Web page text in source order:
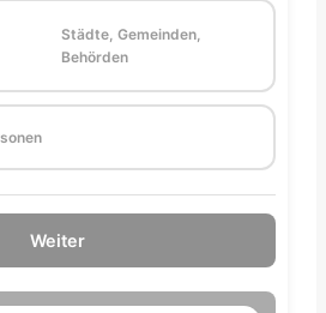
Städte, Gemeinden,
Behörden
Weiter